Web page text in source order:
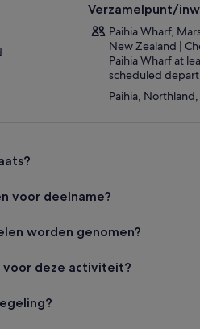
Verzamelpunt/
Paihia Wharf,
New Zealand |
Paihia Wharf at
scheduled
Paihia,
voor deelname?
worden genomen?
voor deze activiteit?